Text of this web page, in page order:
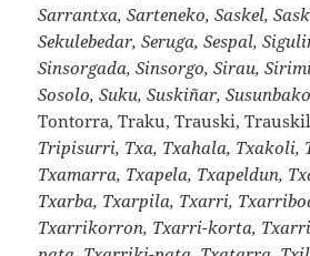
Sarrantxa, Sarteneko, Saskel,
Sekulebedar, Seruga, Sespal,
Sinsorgada, Sinsorgo, Sirau,
Sosolo, Suku, Suskiñar,
Tontorra, Traku, Trauski,
Tripisurri, Txa, Txahala, Txakoli,
Txamarra, Txapela, Txapeldun,
Txarba, Txarpila, Txarri,
Txarrikorron, Txarri-korta,